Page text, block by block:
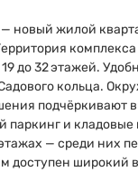
новый жилой
комплекса
до 32 этажей.
кольца.
подчёркивают
паркинг и
— среди них
доступен широкий